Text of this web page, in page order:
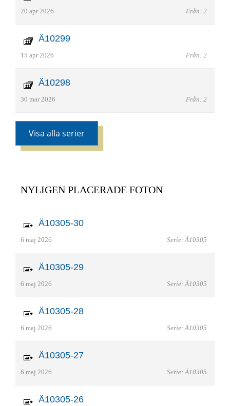
20 apr 2026 Från: 2
Ä10299
15 apr 2026 Från: 2
Ä10298
30 mar 2026 Från: 2
Visa alla serier
NYLIGEN PLACERADE FOTON
Ä10305-30
6 maj 2026 Serie: Ä10305
Ä10305-29
6 maj 2026 Serie: Ä10305
Ä10305-28
6 maj 2026 Serie: Ä10305
Ä10305-27
6 maj 2026 Serie: Ä10305
Ä10305-26